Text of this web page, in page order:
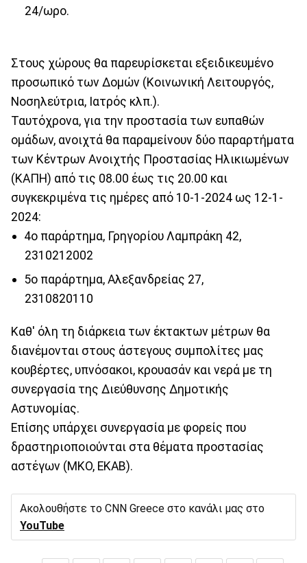
24/ωρο.
Στους χώρους θα παρευρίσκεται εξειδικευμένο
προσωπικό των Δομών (Κοινωνική Λειτουργός,
Νοσηλεύτρια, Ιατρός κλπ.).
Ταυτόχρονα, για την προστασία των ευπαθών
ομάδων, ανοιχτά θα παραμείνουν δύο παραρτήματα
των Κέντρων Ανοιχτής Προστασίας Ηλικιωμένων
(ΚΑΠΗ) από τις 08.00 έως τις 20.00 και
συγκεκριμένα τις ημέρες από 10-1-2024 ως 12-1-
2024:
4ο παράρτημα, Γρηγορίου Λαμπράκη 42,
2310212002
5ο παράρτημα, Αλεξανδρείας 27,
2310820110
Καθ' όλη τη διάρκεια των έκτακτων μέτρων θα
διανέμονται στους άστεγους συμπολίτες μας
κουβέρτες, υπνόσακοι, κρουασάν και νερά με τη
συνεργασία της Διεύθυνσης Δημοτικής
Αστυνομίας.
Επίσης υπάρχει συνεργασία με φορείς που
δραστηριοποιούνται στα θέματα προστασίας
αστέγων (ΜΚΟ, ΕΚΑΒ).
Ακολουθήστε το CNN Greece στο κανάλι μας στο
YouTube